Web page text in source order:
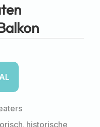
, historische